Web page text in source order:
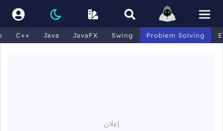
C++ Java JavaFX Swing Problem Solving